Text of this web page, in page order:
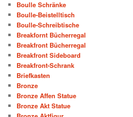
Boulle Schränke
Boulle-Beistelltisch
Boulle-Schreibtische
Breakfornt Bücherregal
Breakfront Bücherregal
Breakfront Sideboard
Breakfront-Schrank
Briefkasten
Bronze
Bronze Affen Statue
Bronze Akt Statue